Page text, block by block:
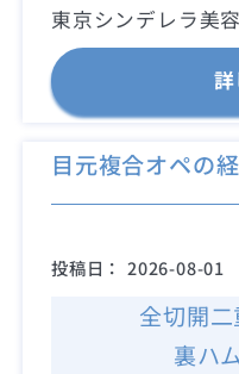
東京シンデレラ美
目元複合オペの
投稿日： 2026-08-01
全切開
裏ハ